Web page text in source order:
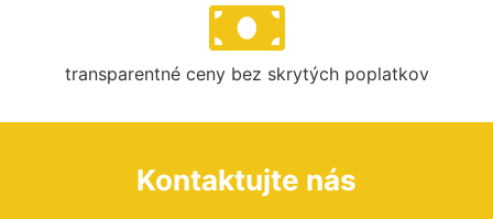
transparentné ceny bez skrytých poplatkov
Kontaktujte nás